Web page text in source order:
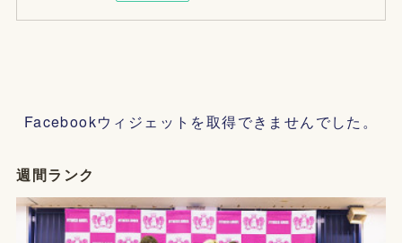
Facebookウィジェットを取得できませんでした。
週間ランク